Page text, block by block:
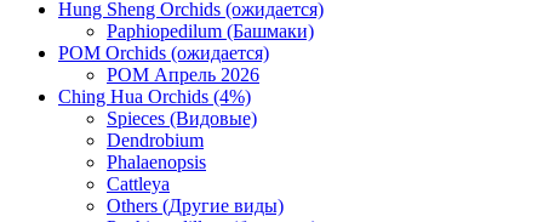
Hung Sheng Orchids (ожидается)
Paphiopedilum (Башмаки)
POM Orchids (ожидается)
POM Апрель 2026
Ching Hua Orchids (4%)
Spieces (Видовые)
Dendrobium
Phalaenopsis
Cattleya
Others (Другие виды)